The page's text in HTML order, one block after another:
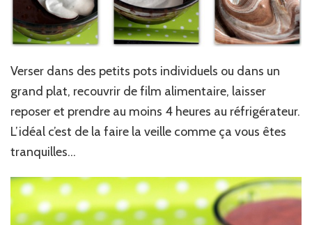
Verser dans des petits pots individuels ou dans un
grand plat, recouvrir de film alimentaire, laisser
reposer et prendre au moins 4 heures au réfrigérateur.
L’idéal c’est de la faire la veille comme ça vous êtes
tranquilles…